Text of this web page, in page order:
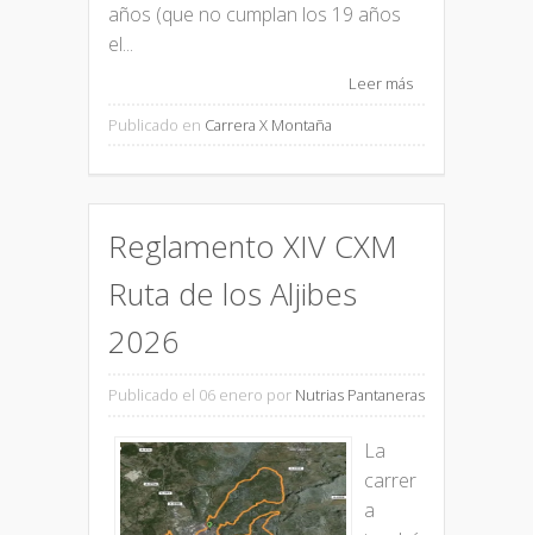
años (que no cumplan los 19 años
el...
Leer más
Publicado en Carrera X Montaña
Reglamento XIV CXM
Ruta de los Aljibes
2026
Publicado el 06 enero por Nutrias Pantaneras
La
carrer
a